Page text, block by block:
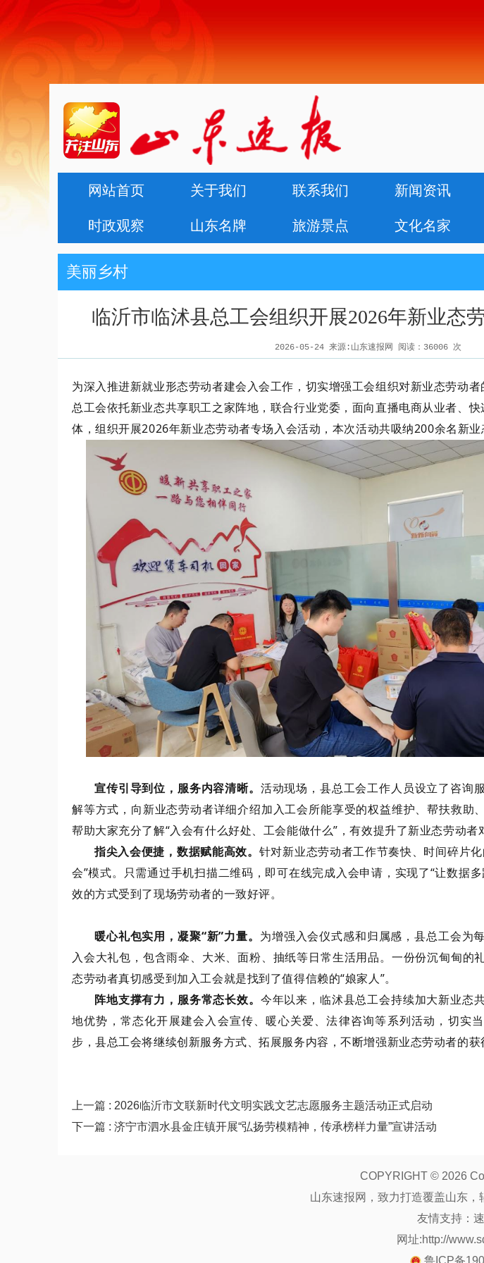
网站首页 关于我们 联系我们 新闻资讯
时政观察 山东名牌 旅游景点 文化名家
美丽乡村
临沂市临沭县总工会组织开展2026年新业态
2026-05-24 来源:山东速报网 阅读： 36006 次
为深入推进新就业形态劳动者建会入会工作，切实增强工会组织对新业态劳动
总工会依托新业态共享职工之家阵地，联合行业党委，面向直播电商从业者、
体，组织开展2026年新业态劳动者专场入会活动， 本次活动共吸纳200余名新业
宣传引导到位，服务内容清晰。 活动现场，县总工会工作人员设立了咨询
解等方式，向新业态劳动者详细介绍加入工会所能享受的权益维护、帮扶救助
帮助大家充分了解“入会有什么好处、工会能做什么”，有效提升了新业态劳动者
指尖入会便捷，数据赋能高效。 针对新业态劳动者工作节奏快、时间碎片
会”模式。只需通过手机扫描二维码，即可在线完成入会申请，实现了“让数据
效的方式受到了现场劳动者的一致好评。
暖心礼包实用，凝聚“新”力量。 为增强入会仪式感和归属感，县总工会为
入会大礼包，包含雨伞、大米、面粉、抽纸等日常生活用品。一份份沉甸甸的
态劳动者真切感受到加入工会就是找到了值得信赖的“娘家人”。
阵地支撑有力，服务常态长效。 今年以来，临沭县总工会持续加大新业态
地优势，常态化开展建会入会宣传、暖心关爱、法律咨询等系列活动，切实
步，县总工会将继续创新服务方式、拓展服务内容，不断增强新业态劳动者的获
上一篇 : 2026临沂市文联新时代文明实践文艺志愿服务主题活动正式启动
下一篇 : 济宁市泗水县金庄镇开展“弘扬劳模精神，传承榜样力量”宣讲活动
COPYRIGHT © 2026
山东速报网，致力打造覆盖山东，
友情支持：
网址:http://